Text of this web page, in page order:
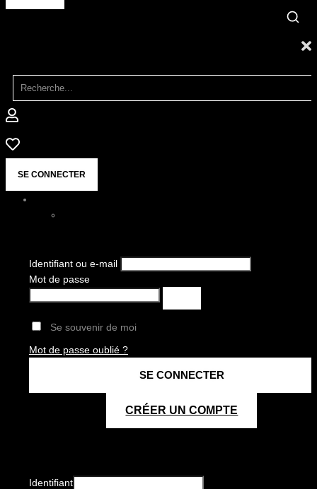
SE CONNECTER
Identifiant ou e-mail
Mot de passe
Se souvenir de moi
Mot de passe oublié ?
CRÉER UN COMPTE
Identifiant